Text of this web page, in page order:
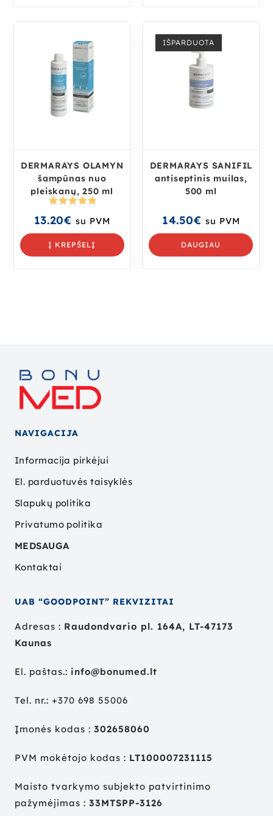
DERMARAYS OLAMYN
šampūnas nuo
pleiskanų, 250 ml
s: 5.00iš
5
13.20€ su PVM
Į KREPŠELĮ
IŠPARDUOTA
DERMARAYS SANIFIL
antiseptinis muilas,
500 ml
14.50€ su PVM
DAUGIAU
NAVIGACIJA
Informacija pirkėjui
El. parduotuvės taisyklės
Slapukų politika
Privatumo politika
MEDSAUGA
Kontaktai
UAB “GOODPOINT” REKVIZITAI
Adresas : Raudondvario pl. 164A, LT-47173
Kaunas
El. paštas.: info@bonumed.lt
Tel. nr.: +370 698 55006
Įmonės kodas : 302658060
PVM mokėtojo kodas : LT100007231115
Maisto tvarkymo subjekto patvirtinimo
pažymėjimas : 33MTSPP-3126